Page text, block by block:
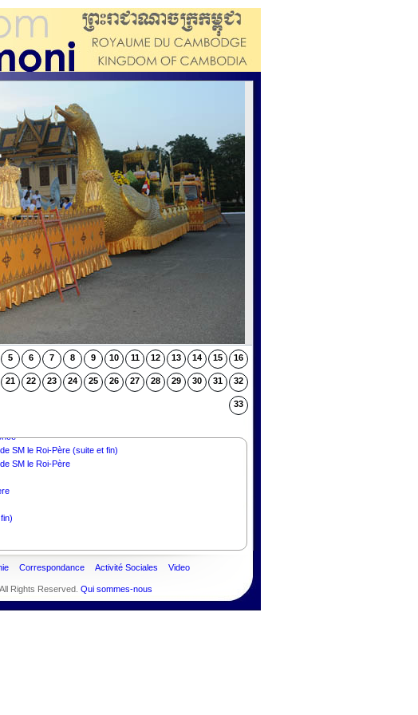
5 6 7 8 9 10 11 12 13 14 15 16
21 22 23 24 25 26 27 28 29 30 31 32
33
et fin)
(suite)
SM le Roi-Père (suite et fin)
SM le Roi-Père
Correspondance Activité Sociales Video
Rights Reserved. Qui sommes-nous